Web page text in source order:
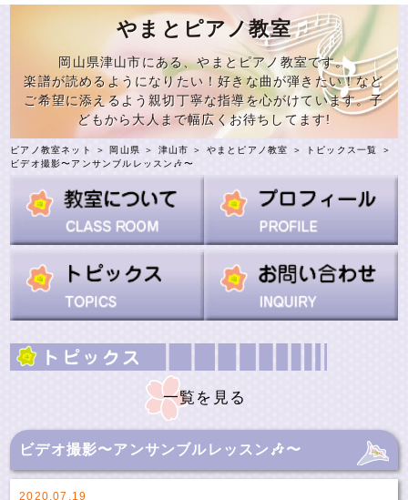
やまとピアノ教室
岡山県津山市にある、やまとピアノ教室です。
楽譜が読めるようになりたい！好きな曲が弾きたい！など
ご希望に添えるよう親切丁寧な指導を心がけています。子
どもから大人まで幅広くお待ちしてます!
ピアノ教室ネット ＞ 岡山県 ＞ 津山市 ＞ やまとピアノ教室 ＞ トピックス一覧
＞
ビデオ撮影〜アンサンブルレッスン🎶〜
一覧を見る
ビデオ撮影〜アンサンブルレッスン🎶〜
2020.07.19